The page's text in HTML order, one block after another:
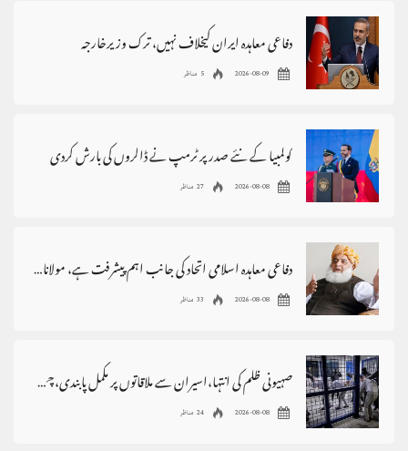
دفاعی معاہدہ ایران کیخلاف نہیں، ترک وزیرخارجہ
2026-08-09 5 مناظر
کولمبیا کے نئے صدر پر ٹرمپ نے ڈالروں کی بارش کردی
2026-08-08 27 مناظر
دفاعی معاہدہ اسلامی اتحاد کی جانب اہم پیشرفت ہے، مولانافضل الرحمٰن
2026-08-08 33 مناظر
صہیونی ظلم کی انتہا،اسیران سے ملاقاتوں پر مکمل پابندی،چھاپے،گرفتاریاں
2026-08-08 24 مناظر